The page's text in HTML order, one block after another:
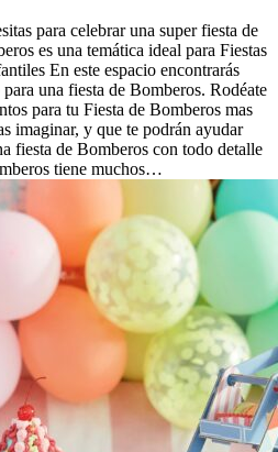
para celebrar una super fiesta de
es una temática ideal para Fiestas
En este espacio encontrarás
una fiesta de Bomberos. Rodéate
para tu Fiesta de Bomberos mas
imaginar, y que te podrán ayudar
fiesta de Bomberos con todo detalle
tiene muchos…